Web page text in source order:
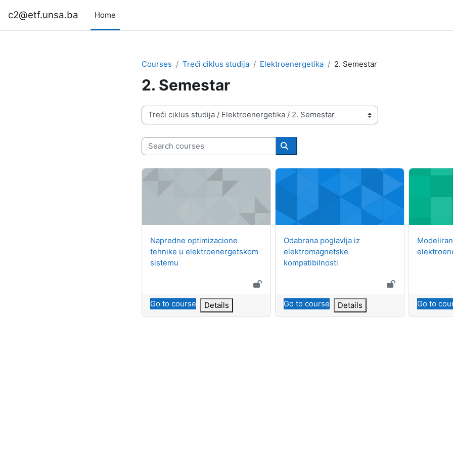
c2@etf.unsa.ba Home
Courses Treći ciklus studija Elektroenergetika 2. Semestar
2. Semestar
Course categories
Search courses
Search courses
Napredne optimizacione tehnike u elektroenergetskom sistemu
Course name
Napredne optimizacione
tehnike u elektroenergetskom
sistemu
Go to course Details
Odabrana poglavlja iz elektromagnetske
Course name
Odabrana poglavlja iz
elektromagnetske
kompatibilnosti
Go to course Details
Modeliranje
Course
Go to